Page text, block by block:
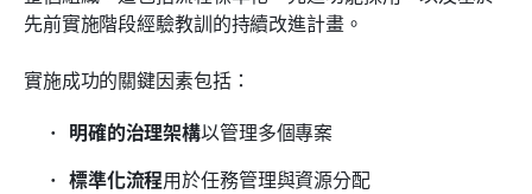
先前實施階段經驗教訓的持續改進計畫。
實施成功的關鍵因素包括：
明確的治理架構以管理多個專案
標準化流程用於任務管理與資源分配